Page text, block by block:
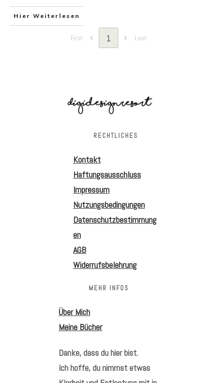
Hier Weiterlesen
First 1 Last
RECHTLICHES
Kontakt
Haftungsausschluss
Impressum
Nutzungsbedingungen
Datenschutzbestimmung
en
AGB
Widerrufsbelehrung
MEHR INFOS
Über Mich
Meine Bücher
Danke, dass du hier bist.
Ich hoffe, du nimmst etwas